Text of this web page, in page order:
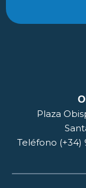
Plaza
Teléfono (+34)